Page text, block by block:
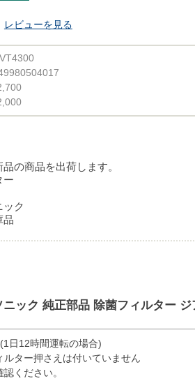
レビューを見る
品の商品を出荷します。
ー
ック
品
ニック 純正部品 除菌フィルター
日12時間運転の場合)
ター押さえは付いていません
ください。